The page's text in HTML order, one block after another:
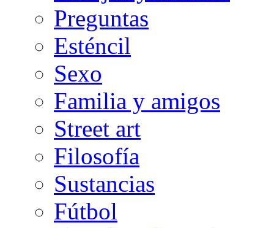
Preguntas
Esténcil
Sexo
Familia y amigos
Street art
Filosofía
Sustancias
Fútbol